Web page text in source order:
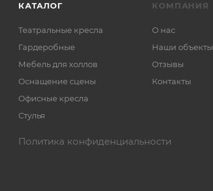
КАТАЛОГ
Театральные кресла
Гардеробные
Мебель для холлов
Оснащение сцены
Офисные кресла
Стулья
КОМПАНИЯ
О нас
Наши объекты
Отзывы
Контакты
Политика конфиденциальности